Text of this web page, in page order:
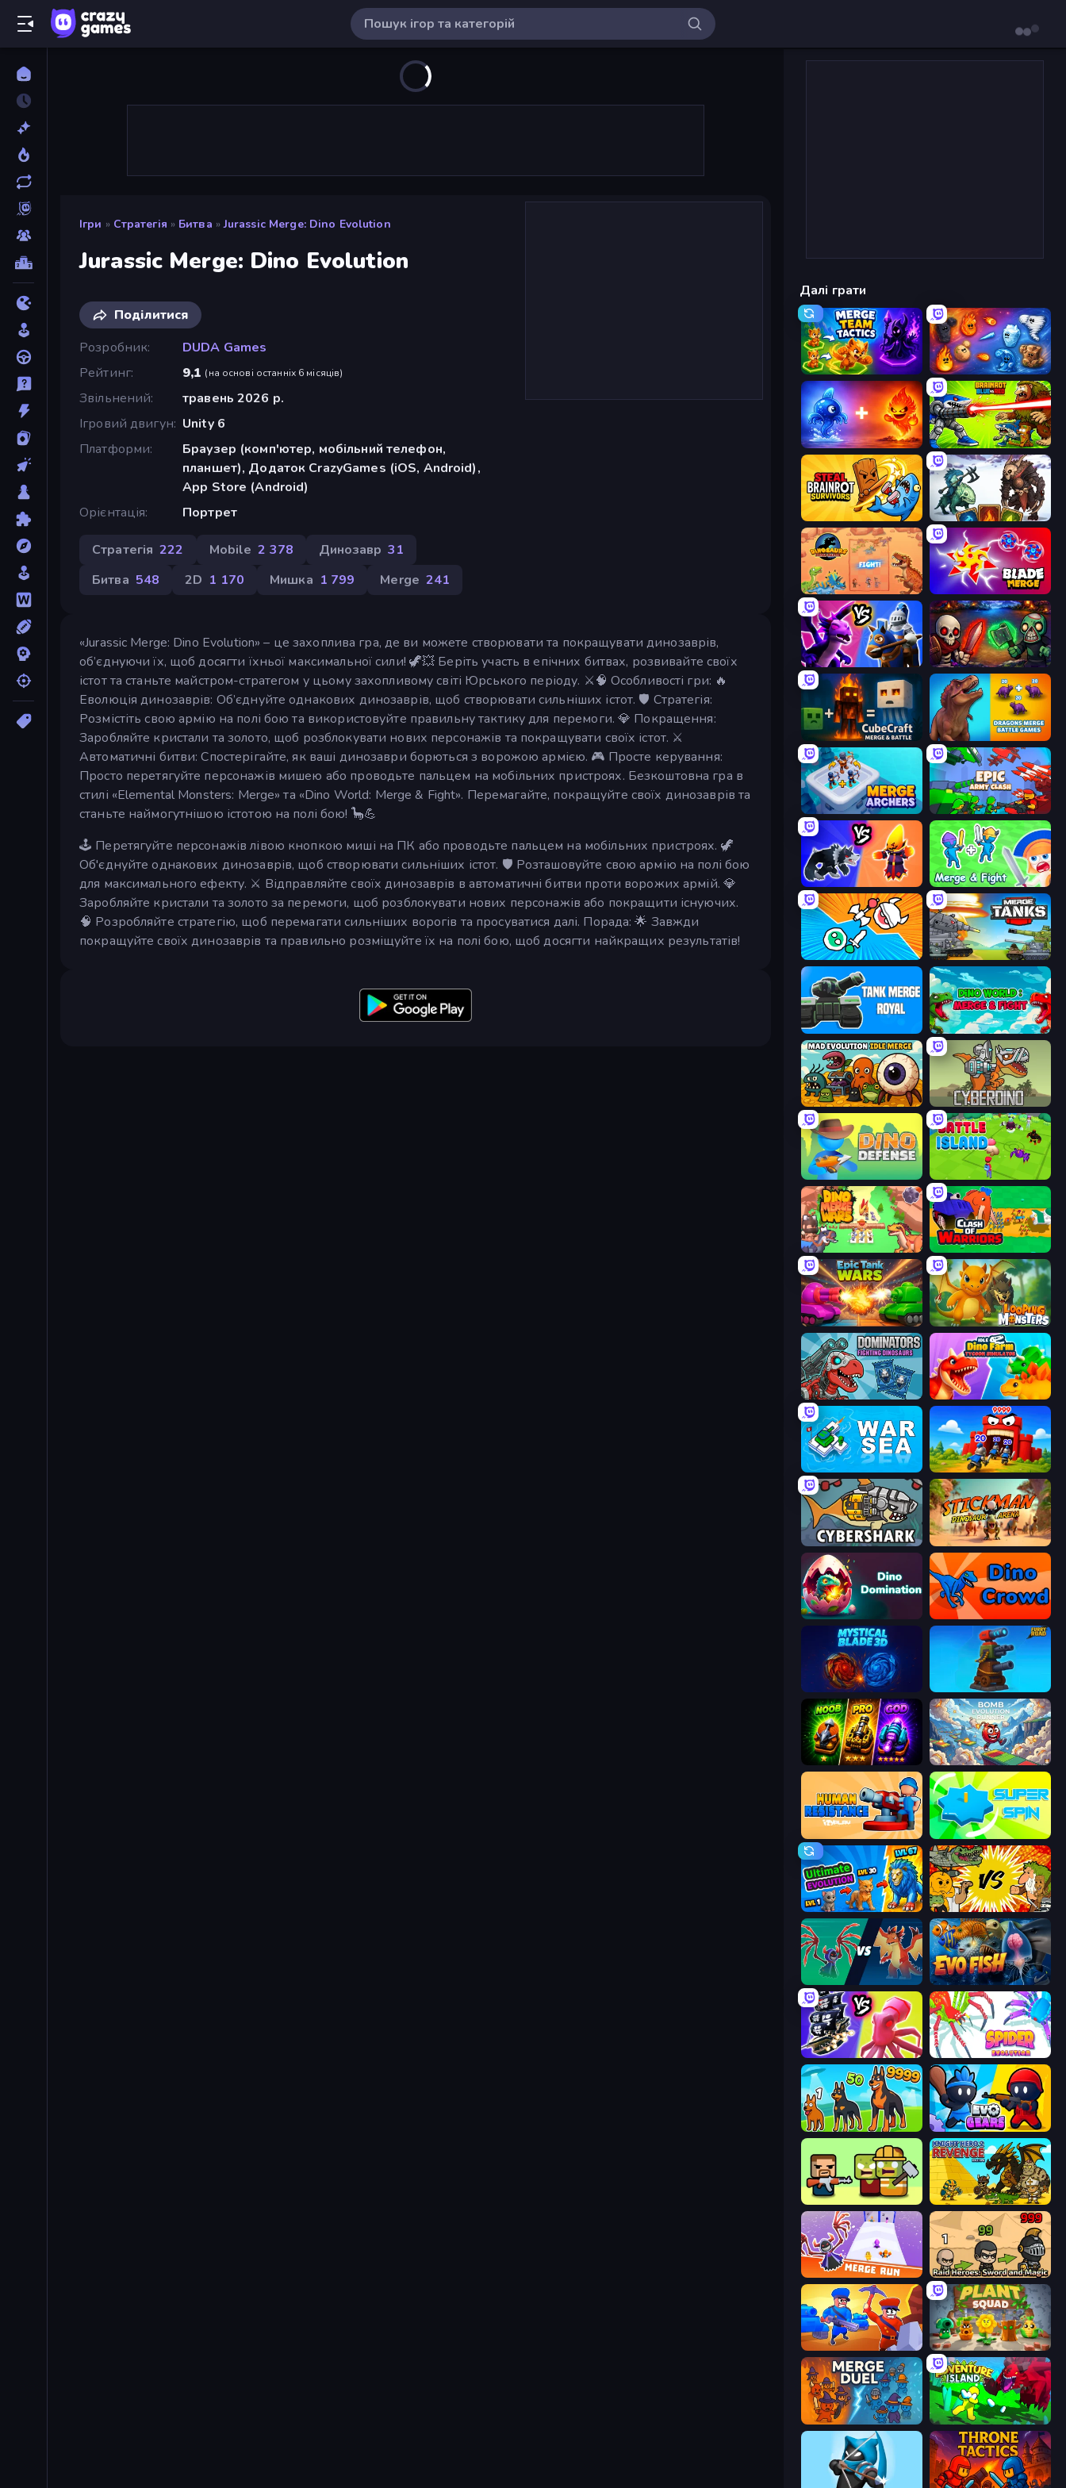
Ігри » Стратегія » Битва » Jurassic Merge: Dino Evolution
Jurassic Merge: Dino Evolution
Поділитися
Розробник
DUDA Games
Рейтинг
9,1 (на основі останніх 6 місяців)
Звільнений
травень 2026 р.
Ігровий двигун Unity 6
Платформи
Браузер (комп'ютер, мобільний телефон,
планшет), Додаток CrazyGames (iOS, Android),
App Store (Android)
Орієнтація
Портрет
Стратегія 222 Mobile 2 378 Динозавр 31
Битва 548 2D 1 170 Мишка 1 799 Merge 241
«Jurassic Merge: Dino Evolution» – це захоплива гра, де ви можете створювати та покращувати динозаврів,
об’єднуючи їх, щоб досягти їхньої максимальної сили! 🦖💥 Беріть участь в епічних битвах, розвивайте своїх
істот та станьте майстром-стратегом у цьому захопливому світі Юрського періоду. ⚔️🧠 Особливості гри: 🔥
Еволюція динозаврів: Об’єднуйте однакових динозаврів, щоб створювати сильніших істот. 🛡️ Стратегія:
Розмістіть свою армію на полі бою та використовуйте правильну тактику для перемоги. 💎 Покращення:
Заробляйте кристали та золото, щоб розблокувати нових персонажів та покращувати своїх істот. ⚔️
Автоматичні битви: Спостерігайте, як ваші динозаври борються з ворожою армією. 🎮 Просте керування:
Просто перетягуйте персонажів мишею або проводьте пальцем на мобільних пристроях. Безкоштовна гра в
стилі «Elemental Monsters: Merge» та «Dino World: Merge & Fight». Перемагайте, покращуйте своїх динозаврів та
станьте наймогутнішою істотою на полі бою! 🦕💪
🕹️ Перетягуйте персонажів лівою кнопкою миші на ПК або проводьте пальцем на мобільних пристроях. 🦖
Об'єднуйте однакових динозаврів, щоб створювати сильніших істот. 🛡️ Розташовуйте свою армію на полі бою
для максимального ефекту. ⚔️ Відправляйте своїх динозаврів в автоматичні битви проти ворожих армій. 💎
Заробляйте кристали та золото за перемоги, щоб розблокувати нових персонажів або покращити існуючих.
🧠 Розробляйте стратегію, щоб перемагати сильніших ворогів та просуватися далі. Порада: 🌟 Завжди
покращуйте своїх динозаврів та правильно розміщуйте їх на полі бою, щоб досягти найкращих результатів!
Далі грати
Merge Team Tactics Elemental Merge
Elemental Monsters: Merge Brainrot Blue Vs Red
Steal Brainrot Survivors Dark Stones: Card Battle RPG
Dinosaurs Merge Master Blade Merge
Merge! Dragons vs Knights Monster Merge
CubeCraft: Merge & Battle Dragons Merge: Battle Games
Merge Archers Epic Army Clash
Merge Battle Tactics Merge and Fight
Merge Knights! Merge Master Tanks: Tank Wars
Tank Merge Royal Dino World: Merge & Fight
Mad Evolution: Idle Merge
Dino Defense Battle Island
Dino Merge Wars Clash of Warriors
Tanks Merge Looping Monsters
Dominators: Fighting Dinosaurs Idle Dino Farm Tycoon Simulator 3D
War Sea TimeWarriors
CyberShark Stickman: Dinosaur Arena
Dino Domination Dino Crowd
Mystical Blade Furry Road
Merge Survival Bomb Evolution Runner
Human Resistance Super Spin
Ultimate Evolution Ultimate Brainrot Battle
Monster Battle Evo Fish
Merge Pirates Caribbean Battle Spider Evolution: Runner Game
Dogs vs Aliens Evo Gears
Zombie Horde: Build & Survive Knight Hero 2 Revenge Idle RPG
Merge Run Raid Heroes: Sword and Magic
Craft and Battle Plant Squad
MergeDuel.io Adventure Island 2D